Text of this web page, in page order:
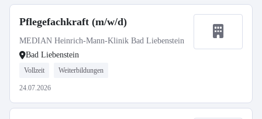
Pflegefachkraft (m/w/d)
MEDIAN Heinrich-Mann-Klinik Bad Liebenstein
Bad Liebenstein
Vollzeit Weiterbildungen
24.07.2026